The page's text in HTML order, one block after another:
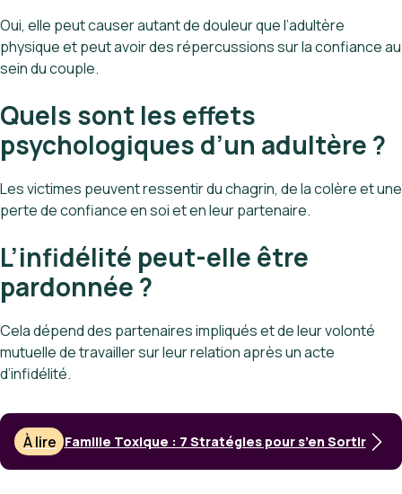
Oui, elle peut causer autant de douleur que l’adultère
physique et peut avoir des répercussions sur la confiance au
sein du couple.
Quels sont les effets
psychologiques d’un adultère ?
Les victimes peuvent ressentir du chagrin, de la colère et une
perte de confiance en soi et en leur partenaire.
L’infidélité peut-elle être
pardonnée ?
Cela dépend des partenaires impliqués et de leur volonté
mutuelle de travailler sur leur relation après un acte
d’infidélité.
À lire Famille Toxique : 7 Stratégies pour s’en Sortir